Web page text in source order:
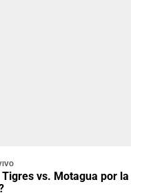
vs. Motagua por la